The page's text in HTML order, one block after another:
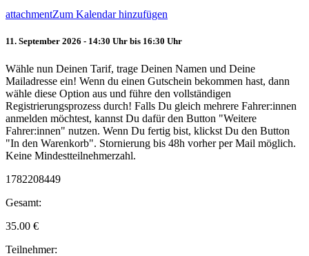
attachmentZum Kalendar hinzufügen
11. September 2026 - 14:30 Uhr bis 16:30 Uhr
Wähle nun Deinen Tarif, trage Deinen Namen und Deine
Mailadresse ein! Wenn du einen Gutschein bekommen hast, dann
wähle diese Option aus und führe den vollständigen
Registrierungsprozess durch! Falls Du gleich mehrere Fahrer:innen
anmelden möchtest, kannst Du dafür den Button "Weitere
Fahrer:innen" nutzen. Wenn Du fertig bist, klickst Du den Button
"In den Warenkorb". Stornierung bis 48h vorher per Mail möglich.
Keine Mindestteilnehmerzahl.
1782208449
Gesamt:
35.00 €
Teilnehmer: